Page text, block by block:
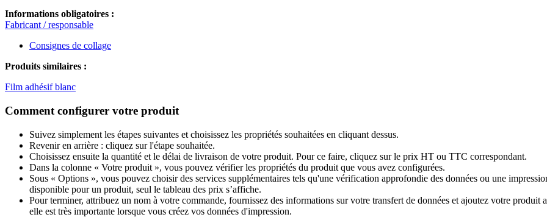
Informations obligatoires :
Fabricant / responsable
Consignes de collage
Produits similaires :
Film adhésif blanc
Comment configurer votre produit
Suivez simplement les étapes suivantes et choisissez les propriétés souhaitées en cliquant dessus.
Revenir en arrière : cliquez sur l'étape souhaitée.
Choisissez ensuite la quantité et le délai de livraison de votre produit. Pour ce faire, cliquez sur le prix HT ou TTC correspondant.
Dans la colonne « Votre produit », vous pouvez vérifier les propriétés du produit que vous avez configurées.
Sous « Options », vous pouvez choisir des services supplémentaires tels qu'une vérification approfondie des données ou une
disponible pour un produit, seul le tableau des prix s’affiche.
Pour terminer, attribuez un nom à votre commande, fournissez des informations sur votre transfert de données et ajoutez votre
elle est très importante lorsque vous créez vos données d'impression.